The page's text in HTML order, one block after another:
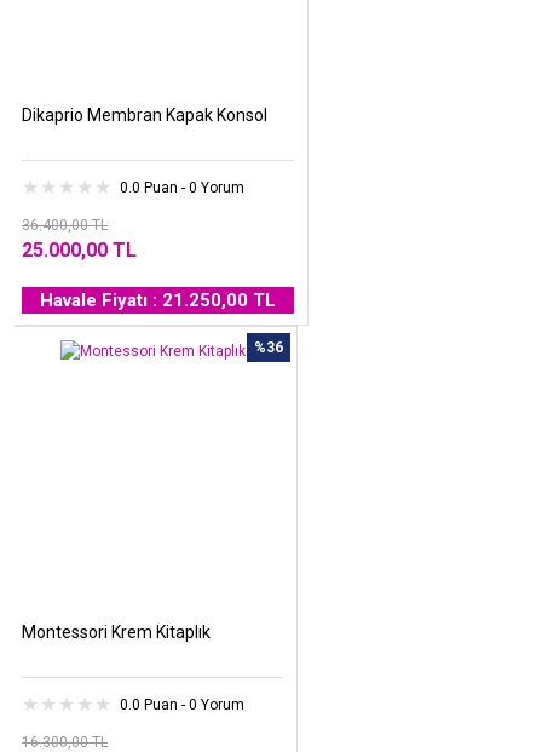
Dikaprio Membran Kapak Konsol
0.0 Puan - 0 Yorum
36.400,00 TL
25.000,00 TL
Havale Fiyatı : 21.250,00 TL
%36
Montessori Krem Kitaplık
0.0 Puan - 0 Yorum
16.300,00 TL